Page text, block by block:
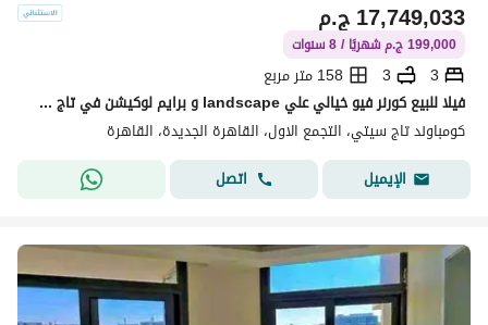
ج.م17,749,033
199,000 ج.م شهريًا / 8 سنوات
3
3
158 متر مربع
فيلا للبيع كورنر فيو خيالي علي landscape و برايم لوكيشن في تاج سيتي taj city بالتقسيط
كومباوند تاج سيتي، التجمع الاول، القاهرة الجديدة، القاهرة
الإيميل
اتصل